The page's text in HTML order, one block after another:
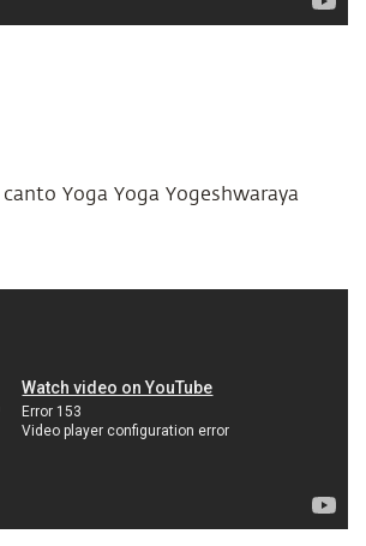
Yoga Yoga Yogeshwaraya